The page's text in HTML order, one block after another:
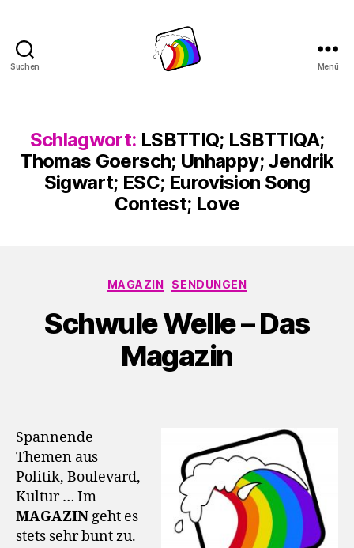
Suchen Menü
Schlagwort: LSBTTIQ; LSBTTIQA;
Thomas Goersch; Unhappy; Jendrik
Sigwart; ESC; Eurovision Song
Contest; Love
Kategorien
MAGAZIN SENDUNGEN
Schwule Welle – Das
Magazin
Spannende
Themen aus
Politik, Boulevard,
Kultur … Im
MAGAZINgeht es
stets sehr bunt zu.